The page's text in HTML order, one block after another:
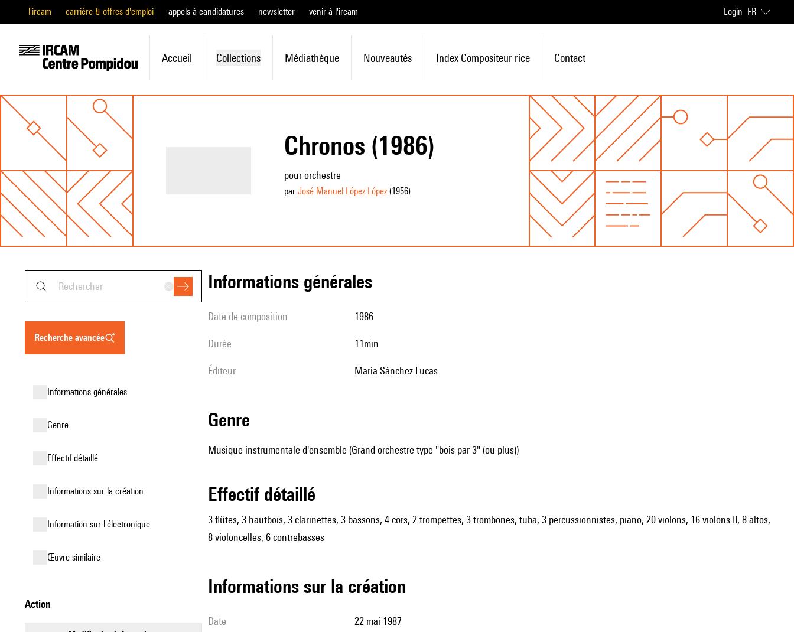
l'ircam carrière & offres d'emploi appels à candidatures newsletter venir à l'ircam Login FR
Accueil Collections Médiathèque Nouveautés Index Compositeur·rice Contact
Chronos (1986)
pour orchestre
par José Manuel López López(1956)
recherche avancée
informations générales
genre
effectif détaillé
informations sur la création
Information sur l'électronique
œuvre similaire
action
informations générales
date de composition 1986
durée 11min
éditeur María Sánchez Lucas
genre
Musique instrumentale d'ensemble (Grand orchestre type "bois par 3" (ou plus))
effectif détaillé
3 flûtes, 3 hautbois, 3 clarinettes, 3 bassons, 4 cors, 2 trompettes, 3 trombones, tuba, 3 percussionnistes, piano, 20 violons, 16 violons II, 8 altos,
8 violoncelles, 6 contrebasses
informations sur la création
date 22 mai 1987